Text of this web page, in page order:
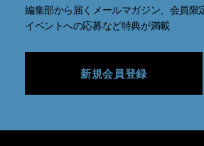
編集部から届くメールマガジン、会員限
イベントへの応募など特典が満載
新規会員登録